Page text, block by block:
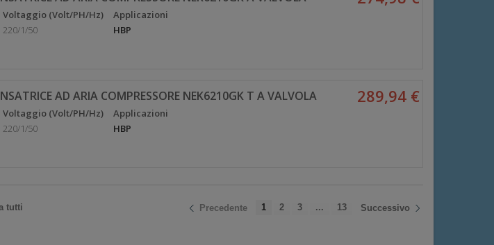
Voltaggio (Volt/PH/Hz)
Applicazioni
220/1/50 HBP
AD ARIA COMPRESSORE NEK6210GK T A VALVOLA 289,94 €
Voltaggio (Volt/PH/Hz)
Applicazioni
220/1/50 HBP
Precedente 1 2 3 ... 13 Successivo
tutti